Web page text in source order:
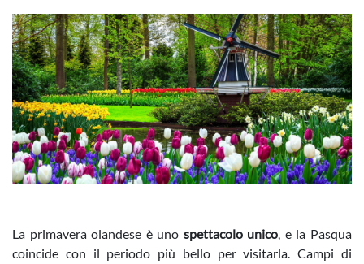
La primavera olandese è uno spettacolo unico, e la Pasqua
coincide con il periodo più bello per visitarla. Campi di